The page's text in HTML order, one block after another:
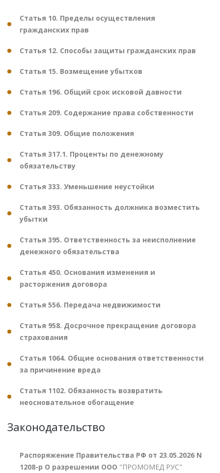
Статья 10. Пределы осуществления
гражданских прав
Статья 12. Способы защиты гражданских прав
Статья 15. Возмещение убытков
Статья 196. Общий срок исковой давности
Статья 209. Содержание права собственности
Статья 309. Общие положения
Статья 317.1. Проценты по денежному
обязательству
Статья 333. Уменьшение неустойки
Статья 393. Обязанность должника возместить
убытки
Статья 395. Ответственность за неисполнение
денежного обязательства
Статья 450. Основания изменения и
расторжения договора
Статья 556. Передача недвижимости
Статья 958. Досрочное прекращение договора
страхования
Статья 1064. Общие основания ответственности
за причинение вреда
Статья 1102. Обязанность возвратить
неосновательное обогащение
Законодательство
Распоряжение Правительства РФ от 23.05.2026 N
1208-р О разрешении ООО "ПРОМОМЕД РУС"